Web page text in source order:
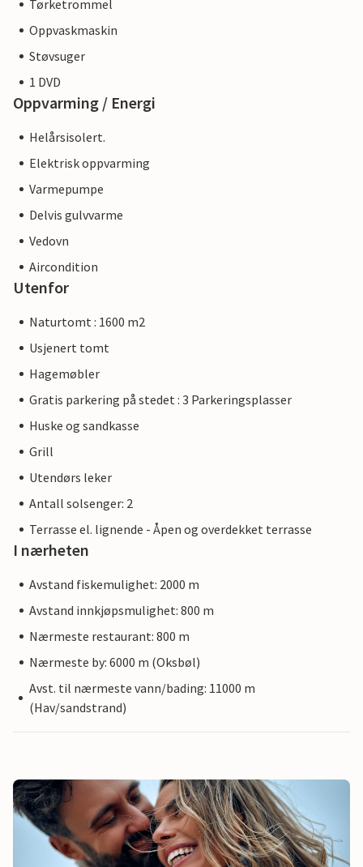
Tørketrommel
Oppvaskmaskin
Støvsuger
1 DVD
Oppvarming / Energi
Helårsisolert.
Elektrisk oppvarming
Varmepumpe
Delvis gulvvarme
Vedovn
Aircondition
Utenfor
Naturtomt : 1600 m2
Usjenert tomt
Hagemøbler
Gratis parkering på stedet : 3 Parkeringsplasser
Huske og sandkasse
Grill
Utendørs leker
Antall solsenger: 2
Terrasse el. lignende - Åpen og overdekket terrasse
I nærheten
Avstand fiskemulighet: 2000 m
Avstand innkjøpsmulighet: 800 m
Nærmeste restaurant: 800 m
Nærmeste by: 6000 m (Oksbøl)
Avst. til nærmeste vann/bading: 11000 m
(Hav/sandstrand)